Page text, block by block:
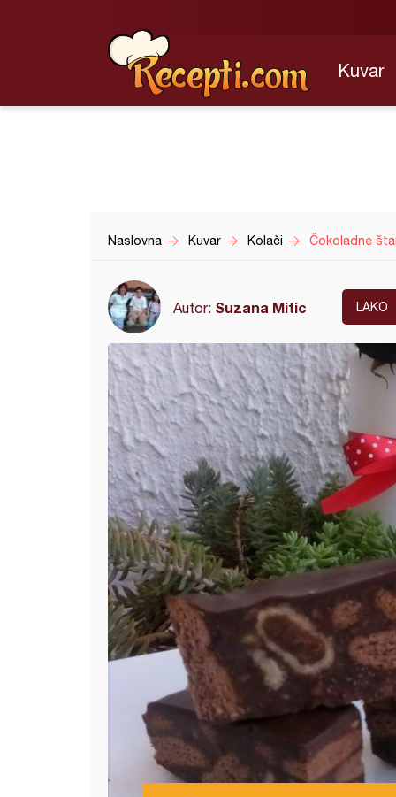
Kuvar
Naslovna Kuvar Kolači Čokoladne
Autor: Suzana Mitic LAKO